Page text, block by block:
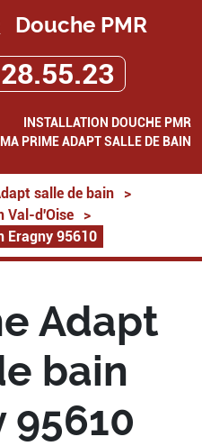
Douche PMR
INSTALLATION DOUCHE PMR
MA PRIME ADAPT SALLE DE BAIN
salle de bain
>
Val-d'Oise
>
Eragny 95610
Adapt
bain
95610